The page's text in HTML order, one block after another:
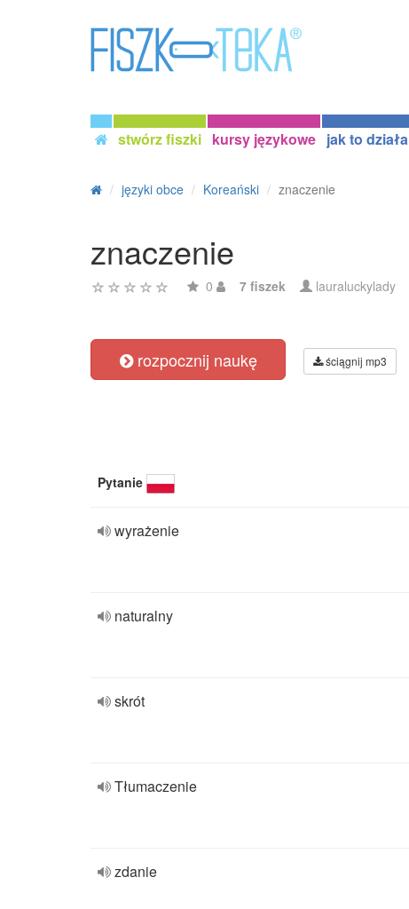
stwórz fiszki kursy językowe jak to działa
języki obce Koreański znaczenie
znaczenie
0 7 fiszek lauraluckylady
rozpocznij naukę ściągnij mp3
Pytanie
wyrażenie
naturalny
skrót
Tłumaczenie
zdanie